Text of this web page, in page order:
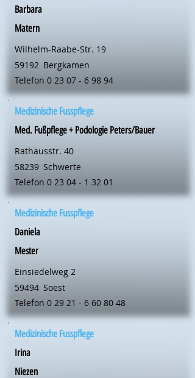
Barbara
Matern
Wilhelm-Raabe-Str. 19
59192 Bergkamen
Telefon 0 23 07 - 6 98 94
Medizinische Fusspflege
Med. Fußpflege + Podologie Peters/Bauer
Rathausstr. 40
58239 Schwerte
Telefon 0 23 04 - 1 32 01
Medizinische Fusspflege
Daniela
Mester
Einsiedelweg 2
59494 Soest
Telefon 0 29 21 - 6 60 80 48
Medizinische Fusspflege
Irina
Niezen